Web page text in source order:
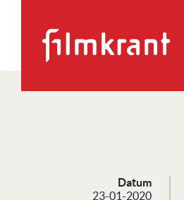
Datum
23-01-2020